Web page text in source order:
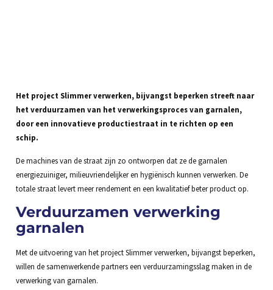
Het project Slimmer verwerken, bijvangst beperken streeft naar
het verduurzamen van het verwerkingsproces van garnalen,
door een innovatieve productiestraat in te richten op een
schip.
De machines van de straat zijn zo ontworpen dat ze de garnalen
energiezuiniger, milieuvriendelijker en hygiënisch kunnen verwerken. De
totale straat levert meer rendement en een kwalitatief beter product op.
Verduurzamen verwerking
garnalen
Met de uitvoering van het project Slimmer verwerken, bijvangst beperken,
willen de samenwerkende partners een verduurzamingsslag maken in de
verwerking van garnalen.